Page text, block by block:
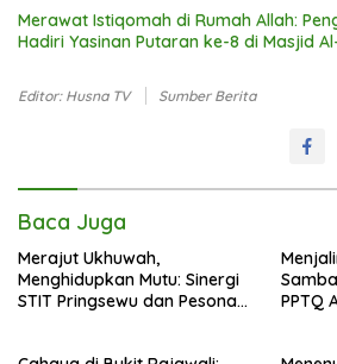
Merawat Istiqomah di Rumah Allah:
Hadiri Yasinan Putaran ke-8 di Masjid
Editor: Husna TV Sumber Berita
Baca Juga
Merajut Ukhuwah,
Menghidupkan Mutu: Sinergi
STIT Pringsewu dan Pesona
PPTQ